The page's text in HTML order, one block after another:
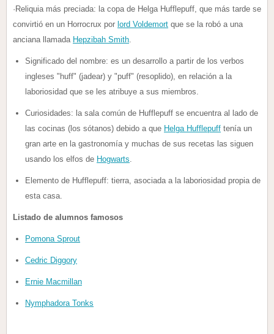
·Reliquia más preciada: la copa de Helga Hufflepuff, que más tarde se
convirtió en un Horrocrux por lord Voldemort que se la robó a una
anciana llamada Hepzibah Smith
Significado del nombre: es un desarrollo a partir de los verbos
ingleses "huff" (jadear) y "puff" (resoplido), en relación a la
laboriosidad que se les atribuye a sus miembros.
Curiosidades: la sala común de Hufflepuff se encuentra al lado de
las cocinas (los sótanos) debido a que Helga Hufflepuff tenía un
gran arte en la gastronomía y muchas de sus recetas las siguen
usando los elfos de Hogwarts
Elemento de Hufflepuff: tierra, asociada a la laboriosidad propia de
esta casa.
Listado de alumnos famosos
Pomona Sprout
Cedric Diggory
Ernie Macmillan
Nymphadora Tonks